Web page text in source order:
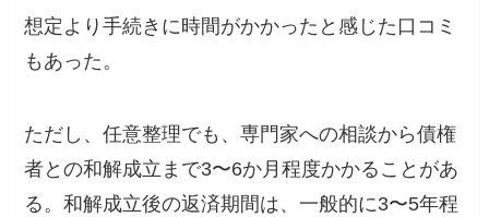
想定より手続きに時間がかかったと感じた口コミ
もあった。
ただし、任意整理でも、専門家への相談から債権
者との和解成立まで3〜6か月程度かかることがあ
る。和解成立後の返済期間は、一般的に3〜5年程